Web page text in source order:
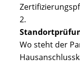
Wo steht der